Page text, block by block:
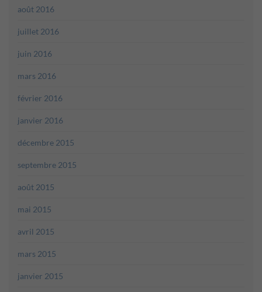
août 2016
juillet 2016
juin 2016
mars 2016
février 2016
janvier 2016
décembre 2015
septembre 2015
août 2015
mai 2015
avril 2015
mars 2015
janvier 2015